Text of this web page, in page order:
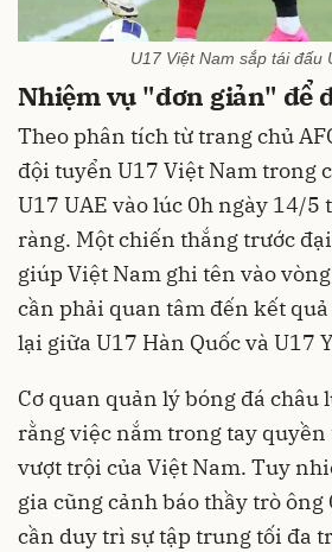
U17 Việt Nam sắp tái đấu
Nhiệm vụ "đơn giản" để
Theo phân tích từ trang chủ
đội tuyển U17 Việt Nam trong
U17 UAE vào lúc 0h ngày 14/5
ràng. Một chiến thắng trước
giúp Việt Nam ghi tên vào
cần phải quan tâm đến kết quả
lại giữa U17 Hàn Quốc và U17
Cơ quan quản lý bóng đá châu
rằng việc nắm trong tay quyền
vượt trội của Việt Nam. Tuy
gia cũng cảnh báo thầy trò
cần duy trì sự tập trung tối đa